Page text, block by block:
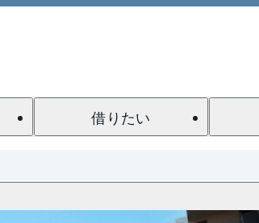
借りたい